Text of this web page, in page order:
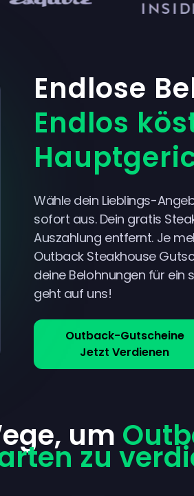
Endlose
Endlos
Wähle dein Lieblings-
sofort aus. Dein gratis
Auszahlung entfernt. Je
Outback Steakhouse
deine Belohnungen für ein
geht auf uns!
Outback-Gutscheine
Jetzt Verdienen
um
zu